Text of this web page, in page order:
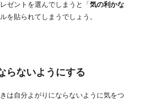
ゼントを選んでしまうと「気の利かな
を貼られてしまうでしょう。
らないようにする
は自分よがりにならないように気をつ